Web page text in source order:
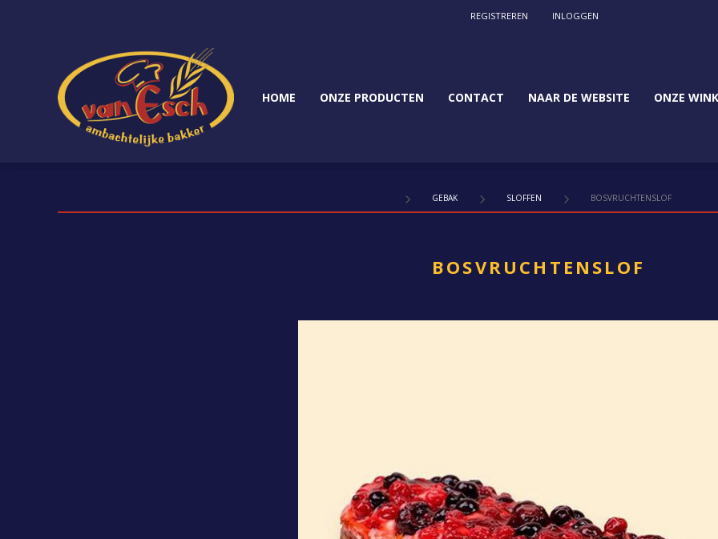
REGISTREREN INLOGGEN
HOME ONZE PRODUCTEN CONTACT NAAR DE WEBSITE ONZE
GEBAK SLOFFEN BOSVRUCHTENSLOF
BOSVRUCHTENSLOF